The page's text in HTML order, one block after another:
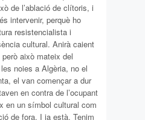
de l’ablació de clítoris, i
intervenir, perquè ho
resistencialista i
cultural. Anirà caient
això mateix del
noies a Algèria, no el
el van començar a dur
en contra de l’ocupant
un símbol cultural com
de fora. I ja està. Tenim